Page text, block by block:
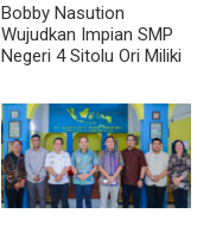
Bobby Nasution
Wujudkan Impian SMP
Negeri 4 Sitolu Ori Miliki